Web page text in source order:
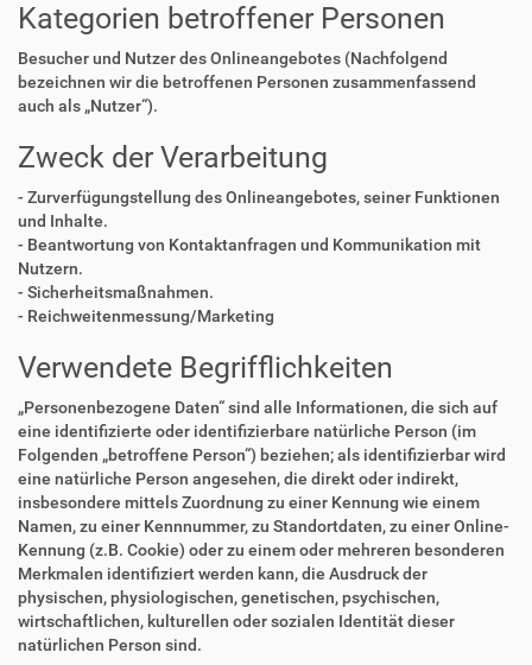
Kategorien betroffener Personen
Besucher und Nutzer des Onlineangebotes (Nachfolgend
bezeichnen wir die betroffenen Personen zusammenfassend
auch als „Nutzer“).
Zweck der Verarbeitung
- Zurverfügungstellung des Onlineangebotes, seiner Funktionen
und Inhalte.
- Beantwortung von Kontaktanfragen und Kommunikation mit
Nutzern.
- Sicherheitsmaßnahmen.
- Reichweitenmessung/Marketing
Verwendete Begrifflichkeiten
„Personenbezogene Daten“ sind alle Informationen, die sich auf
eine identifizierte oder identifizierbare natürliche Person (im
Folgenden „betroffene Person“) beziehen; als identifizierbar wird
eine natürliche Person angesehen, die direkt oder indirekt,
insbesondere mittels Zuordnung zu einer Kennung wie einem
Namen, zu einer Kennnummer, zu Standortdaten, zu einer Online-
Kennung (z.B. Cookie) oder zu einem oder mehreren besonderen
Merkmalen identifiziert werden kann, die Ausdruck der
physischen, physiologischen, genetischen, psychischen,
wirtschaftlichen, kulturellen oder sozialen Identität dieser
natürlichen Person sind.